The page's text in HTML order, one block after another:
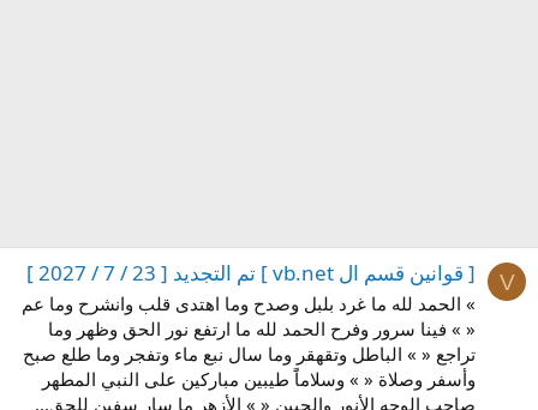
V [ قوانين قسم ال vb.net ] تم التجديد [ 23 / 7 / 2027 ]
» الحمد لله ما غرد بلبل وصدح وما اهتدى قلب وانشرح وما عم
« » فينا سرور وفرح الحمد لله ما ارتفع نور الحق وظهر وما
تراجع « » الباطل وتقهقر وما سال نبع ماء وتفجر وما طلع صبح
وأسفر وصلاة « » وسلاماًَ طيبين مباركين على النبي المطهر
صاحب الوجه الأنور والجبين « » الأزهر ما سار سفين للحق...